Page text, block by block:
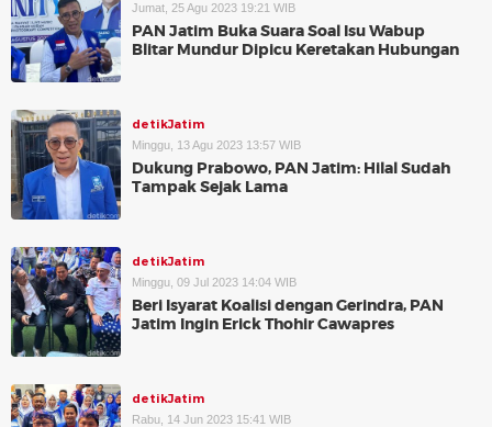
Jumat, 25 Agu 2023 19:21 WIB
PAN Jatim Buka Suara Soal Isu Wabup
Blitar Mundur Dipicu Keretakan Hubungan
detikJatim
Minggu, 13 Agu 2023 13:57 WIB
Dukung Prabowo, PAN Jatim: Hilal Sudah
Tampak Sejak Lama
detikJatim
Minggu, 09 Jul 2023 14:04 WIB
Beri Isyarat Koalisi dengan Gerindra, PAN
Jatim Ingin Erick Thohir Cawapres
detikJatim
Rabu, 14 Jun 2023 15:41 WIB